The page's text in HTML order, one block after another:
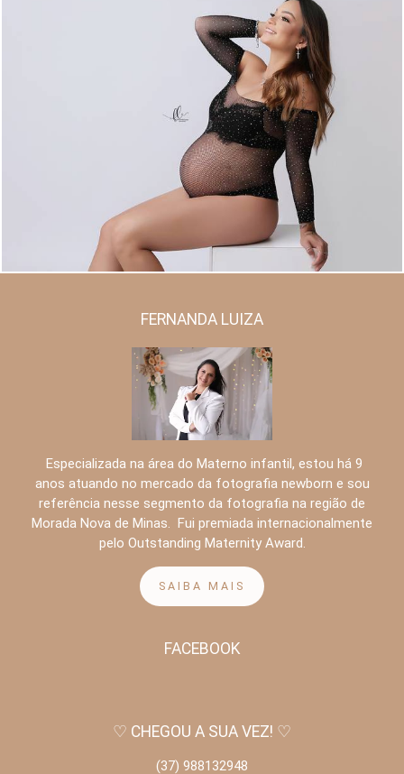
1766 12
FERNANDA LUIZA
Especializada na área do Materno infantil, estou há 9
anos atuando no mercado da fotografia newborn e sou
referência nesse segmento da fotografia na região de
Morada Nova de Minas. Fui premiada internacionalmente
pelo Outstanding Maternity Award.
SAIBA MAIS
FACEBOOK
♡ CHEGOU A SUA VEZ! ♡
(37) 988132948